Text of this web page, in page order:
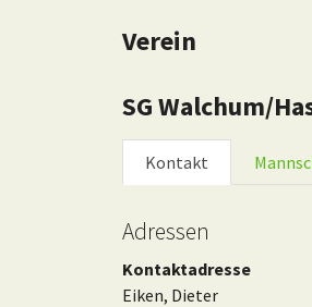
Verein
SG Walchum/
Kontakt
Adressen
Kontaktadresse
Eiken, Dieter